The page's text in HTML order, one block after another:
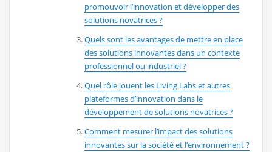
promouvoir l’innovation et développer des
solutions novatrices ?
Quels sont les avantages de mettre en place
des solutions innovantes dans un contexte
professionnel ou industriel ?
Quel rôle jouent les Living Labs et autres
plateformes d’innovation dans le
développement de solutions novatrices ?
Comment mesurer l’impact des solutions
innovantes sur la société et l’environnement ?